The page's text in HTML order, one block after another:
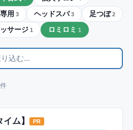
用 3 ヘッドスパ 3 足つぼ 2
サージ 1 ロミロミ 1
件
ム】 PR